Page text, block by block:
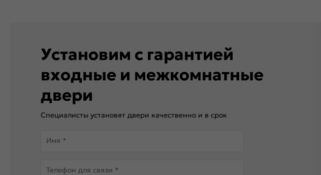
Установим с гарантией
входные и межкомнатные
двери
Специалисты установят двери качественно и в срок
Имя *
Телефон для связи *